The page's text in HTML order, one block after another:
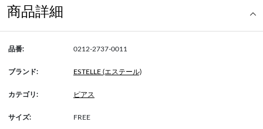
商品詳細
品番: 0212-2737-0011
ブランド: ESTELLE (エステール)
カテゴリ: ピアス
サイズ: FREE